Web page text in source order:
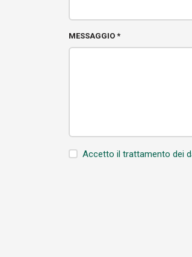
MESSAGGIO *
Accetto il trattamento dei